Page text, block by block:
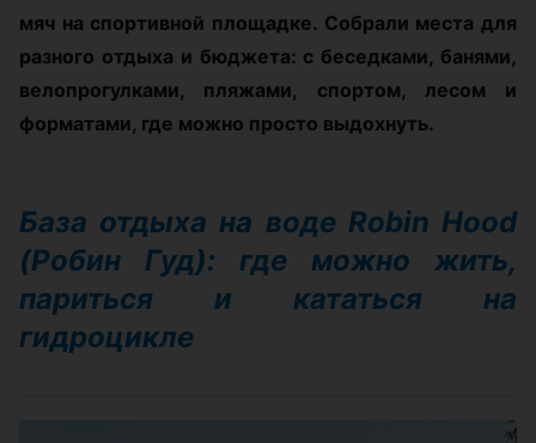
мяч на спортивной площадке. Собрали места для
разного отдыха и бюджета: с беседками, банями,
велопрогулками, пляжами, спортом, лесом и
форматами, где можно просто выдохнуть.
База отдыха на воде Robin Hood
(Робин Гуд): где можно жить,
париться и кататься на
гидроцикле